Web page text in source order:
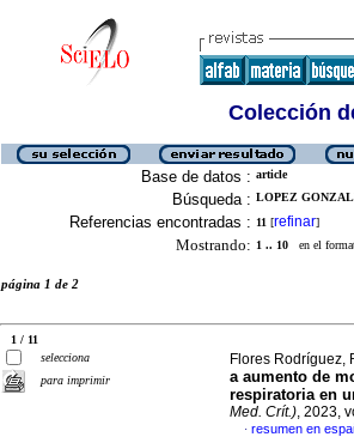
Colección
Base de datos : article
Búsqueda : LOPEZ
Referencias encontradas : 11 [refinar]
Mostrando: 1 .. 10 en el
página 1 de 2
1 / 11
selecciona
para imprimir
Flores Rodríguez,
a aumento de
respiratoria en
Med. Crít.), 2023,
· resumen en